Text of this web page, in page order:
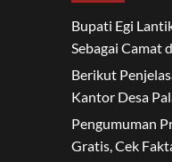
Bupati Egi
Sebagai Camat
Berikut
Kantor Desa
Pengumuman
Gratis, Cek